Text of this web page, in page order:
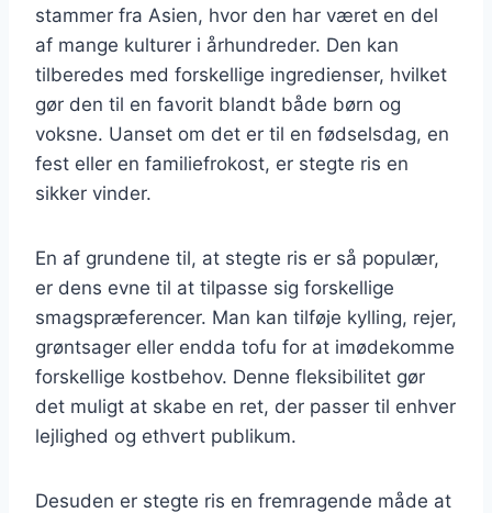
stammer fra Asien, hvor den har været en del
af mange kulturer i århundreder. Den kan
tilberedes med forskellige ingredienser, hvilket
gør den til en favorit blandt både børn og
voksne. Uanset om det er til en fødselsdag, en
fest eller en familiefrokost, er stegte ris en
sikker vinder.
En af grundene til, at stegte ris er så populær,
er dens evne til at tilpasse sig forskellige
smagspræferencer. Man kan tilføje kylling, rejer,
grøntsager eller endda tofu for at imødekomme
forskellige kostbehov. Denne fleksibilitet gør
det muligt at skabe en ret, der passer til enhver
lejlighed og ethvert publikum.
Desuden er stegte ris en fremragende måde at